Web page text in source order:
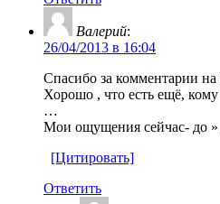
Валерий:
26/04/2013 в 16:04
Спасибо за комментарии
Хорошо , что есть ещё,
…
Мои ощущения сейчас- до
[Цитировать]
Ответить